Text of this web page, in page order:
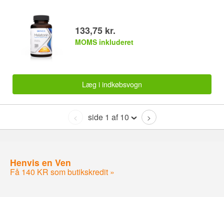
133,75 kr.
MOMS inkluderet
Læg i indkøbsvogn
< side 1 af 10 >
Henvis en Ven
Få 140 KR som butikskredit »